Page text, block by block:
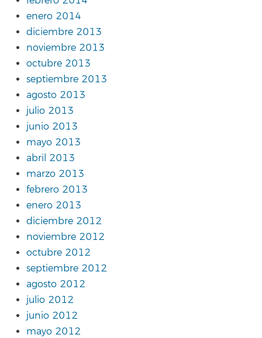
enero 2014
diciembre 2013
noviembre 2013
octubre 2013
septiembre 2013
agosto 2013
julio 2013
junio 2013
mayo 2013
abril 2013
marzo 2013
febrero 2013
enero 2013
diciembre 2012
noviembre 2012
octubre 2012
septiembre 2012
agosto 2012
julio 2012
junio 2012
mayo 2012